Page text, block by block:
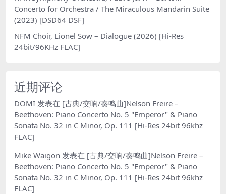
Concerto for Orchestra / The Miraculous Mandarin Suite
(2023) [DSD64 DSF]
NFM Choir, Lionel Sow – Dialogue (2026) [Hi-Res
24bit/96KHz FLAC]
近期评论
DOMI 发表在 [古典/交响/奏鸣曲]Nelson Freire –
Beethoven: Piano Concerto No. 5 "Emperor" & Piano
Sonata No. 32 in C Minor, Op. 111 [Hi-Res 24bit 96khz
FLAC]
Mike Waigon 发表在 [古典/交响/奏鸣曲]Nelson Freire –
Beethoven: Piano Concerto No. 5 "Emperor" & Piano
Sonata No. 32 in C Minor, Op. 111 [Hi-Res 24bit 96khz
FLAC]